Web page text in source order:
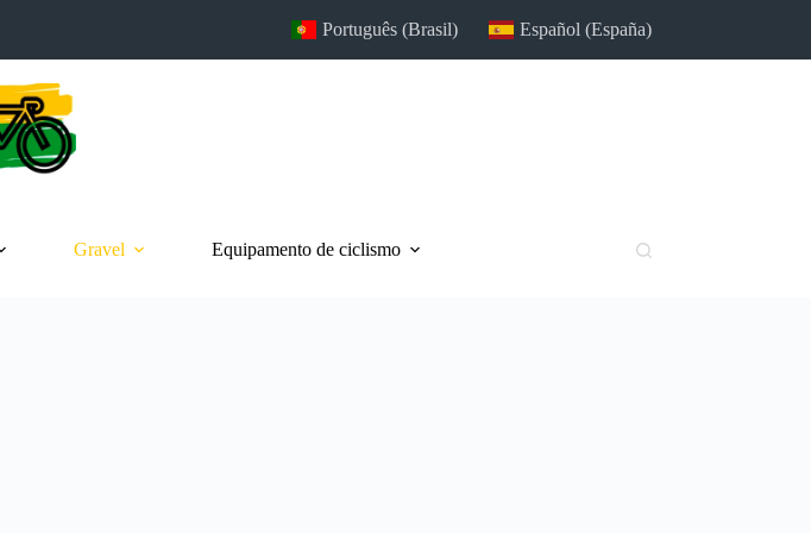
Português (Brasil) Español (España)
Gravel Equipamento de ciclismo